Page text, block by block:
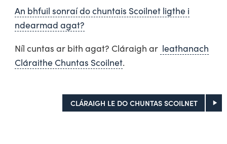
An bhfuil sonraí do chuntais Scoilnet ligthe i
ndearmad agat?
Níl cuntas ar bith agat? Cláraigh ar leathanach
Cláraithe Chuntas Scoilnet.
CLÁRAIGH LE DO CHUNTAS SCOILNET